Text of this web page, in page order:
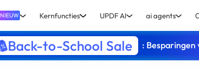
NIEUW Kernfuncties UPDF AI ai agents
Back-to-School Sale : Besparingen